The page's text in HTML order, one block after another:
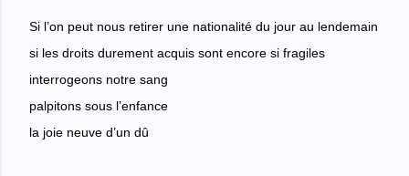
Si l’on peut nous retirer une nationalité du jour au lendemain
si les droits durement acquis sont encore si fragiles
interrogeons notre sang
palpitons sous l’enfance
la joie neuve d’un dû